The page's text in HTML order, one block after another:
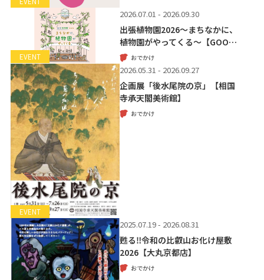
EVENT
2026.07.01 - 2026.09.30
出張植物園2026～まちなかに、
植物園がやってくる～【GOO…
おでかけ
EVENT
2026.05.31 - 2026.09.27
企画展「後水尾院の京」【相国
寺承天閣美術館】
おでかけ
2025.07.19 - 2026.08.31
甦る‼令和の比叡山お化け屋敷
2026【大丸京都店】
おでかけ